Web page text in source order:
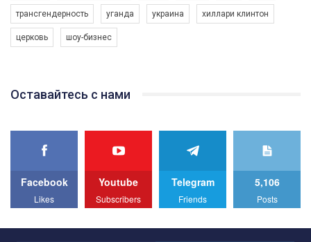
Ми просимо вашої підтримки, щоб реалізувати нашу
програму з боротьби з насильством проти ЛГБТ в Україні.
Якщо ти хочеш підтримати нас - просто натисни "лайк" під
best video, representing programme for the development of
We appeal to your support and ask to help us implement our plan
All you have to do is to press "Like" below the video.
Эмоционально сильный ролик от команды "Гей-альянс
трансгендерность уганда украина хиллари клинтон
церковь шоу-бизнес
Оставайтесь с нами
Facebook
Likes
Youtube
Subscribers
Telegram
Friends
5,106
Posts